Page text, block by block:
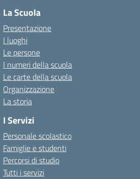
La Scuola
Presentazione
I luoghi
Le persone
I numeri della scuola
Le carte della scuola
Organizzazione
La storia
I Servizi
Personale scolastico
Famiglie e studenti
Percorsi di studio
Tutti i servizi